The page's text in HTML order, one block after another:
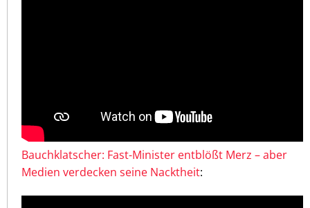
Bauchklatscher: Fast-Minister entblößt Merz – aber
Medien verdecken seine Nacktheit: